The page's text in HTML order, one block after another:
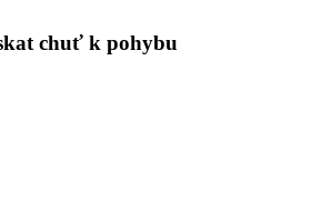
chuť k pohybu